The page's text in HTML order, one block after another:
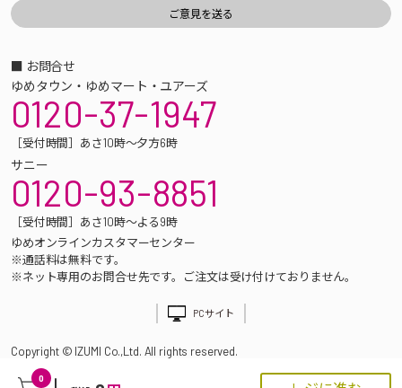
0
■ お問合せ
ゆめタウン・ゆめマート・ユアーズ
0120-37-1947
［受付時間］あさ10時～夕方6時
サニー
0120-93-8851
［受付時間］あさ10時～よる9時
ゆめオンラインカスタマーセンター
※通話料は無料です。
※ネット専用のお問合せ先です。ご注文は受け付けておりません。
PCサイト
Copyright © IZUMI Co.,Ltd. All rights reserved.